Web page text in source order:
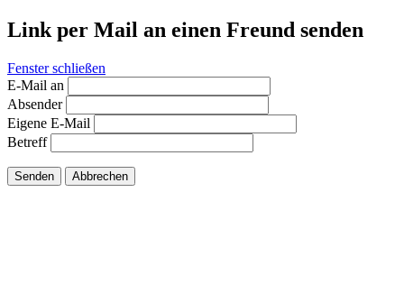
Link per Mail an einen Freund senden
Fenster schließen
E-Mail an
Absender
Eigene E-Mail
Betreff
Senden Abbrechen